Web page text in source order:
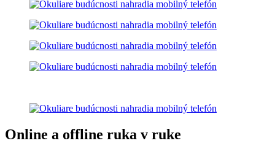
Online a offline ruka v ruke